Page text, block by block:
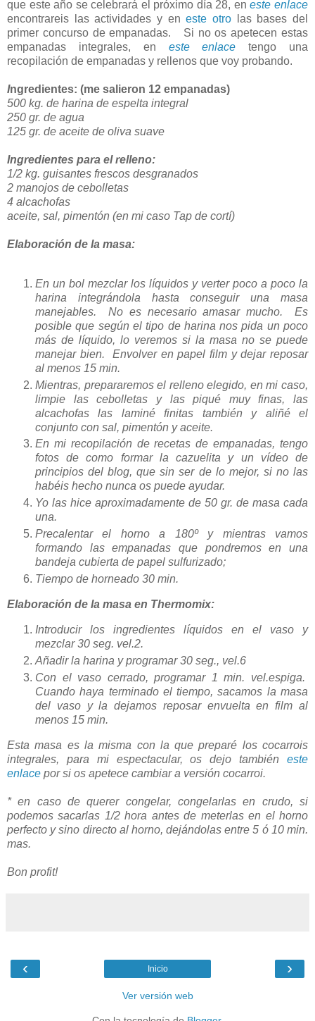
que este año se celebrará el próximo día 28, eneste enlace
encontrareis las actividades y eneste otro las bases del
primer concurso de empanadas. Si no os apetecen estas
empanadas integrales, en este enlacetengo una
recopilación de empanadas y rellenos que voy probando.
Ingredientes: (me salieron 12 empanadas)
500 kg. de harina de espelta integral
250 gr. de agua
125 gr. de aceite de oliva suave
Ingredientes para el relleno:
1/2 kg. guisantes frescos desgranados
2 manojos de cebolletas
4 alcachofas
aceite, sal, pimentón (en mi caso Tap de cortí)
Elaboración de la masa:
En un bol mezclar los líquidos y verter poco a poco la
harina integrándola hasta conseguir una masa
manejables. No es necesario amasar mucho. Es
posible que según el tipo de harina nos pida un poco
más de líquido, lo veremos si la masa no se puede
manejar bien. Envolver en papel film y dejar reposar
al menos 15 min.
Mientras, prepararemos el relleno elegido, en mi caso,
limpie las cebolletas y las piqué muy finas, las
alcachofas las laminé finitas también y aliñé el
conjunto con sal, pimentón y aceite.
En mi recopilación de recetas de empanadas, tengo
fotos de como formar la cazuelita y un vídeo de
principios del blog, que sin ser de lo mejor, si no las
habéis hecho nunca os puede ayudar.
Yo las hice aproximadamente de 50 gr. de masa cada
una.
Precalentar el horno a 180º y mientras vamos
formando las empanadas que pondremos en una
bandeja cubierta de papel sulfurizado;
Tiempo de horneado 30 min.
Elaboración de la masa en Thermomix:
Introducir los ingredientes líquidos en el vaso y
mezclar 30 seg. vel.2.
Añadir la harina y programar 30 seg., vel.6
Con el vaso cerrado, programar 1 min. vel.espiga.
Cuando haya terminado el tiempo, sacamos la masa
del vaso y la dejamos reposar envuelta en film al
menos 15 min.
Esta masa es la misma con la que preparé los cocarrois
integrales, para mi espectacular, os dejo también este
enlace por si os apetece cambiar a versión cocarroi.
* en caso de querer congelar, congelarlas en crudo, si
podemos sacarlas 1/2 hora antes de meterlas en el horno
perfecto y sino directo al horno, dejándolas entre 5 ó 10 min.
mas.
Bon profit!
‹ ›
Inicio
Ver versión web